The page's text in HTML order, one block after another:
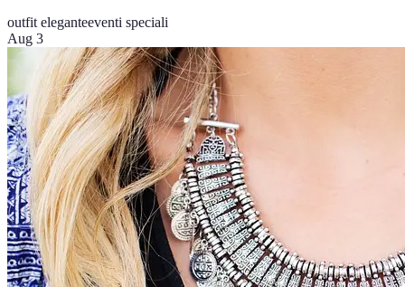
outfit eleganteeventi speciali
Aug 3